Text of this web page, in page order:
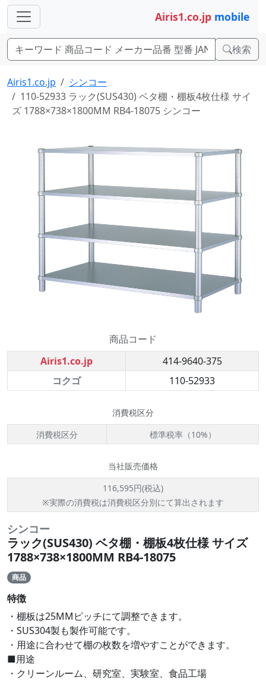
Airis1.co.jp mobile
検索
Airis1.co.jp
シンコー
110-52933 ラック(SUS430) ベタ棚・棚板4枚仕様 サイ
ズ 1788×738×1800MM RB4-18075 シンコー
商品コード
Airis1.co.jp
414-9640-375
コクゴ
110-52933
消費税区分
消費税区分
標準税率（10%）
当社販売価格
116,595円(税込)
※実際の消費税は消費税区分別にて算出されます
シンコー
ラック(SUS430) ベタ棚・棚板4枚仕様 サイズ
1788×738×1800MM RB4-18075
商品
特徴
・棚板は25MMピッチにて調整できます。
・SUS304製も製作可能です。
・用途に合わせて棚の枚数を増やすことができます。
■用途
・クリーンルーム、研究室、実験室、食品工場